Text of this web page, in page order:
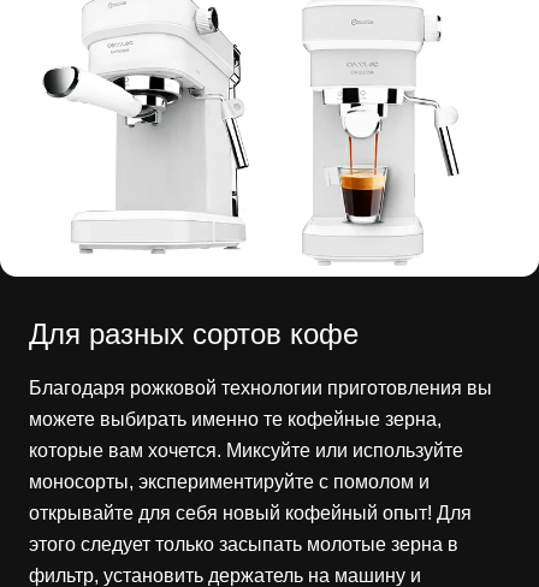
Для разных сортов кофе
Благодаря рожковой технологии приготовления вы
можете выбирать именно те кофейные зерна,
которые вам хочется. Миксуйте или используйте
моносорты, экспериментируйте с помолом и
открывайте для себя новый кофейный опыт! Для
этого следует только засыпать молотые зерна в
фильтр, установить держатель на машину и